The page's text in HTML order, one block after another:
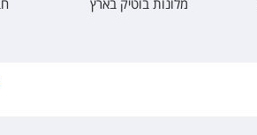
מלונות בוטיק בארץ